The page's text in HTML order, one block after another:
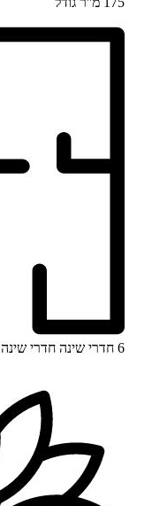
6 חדרי שינה חדרי שינה